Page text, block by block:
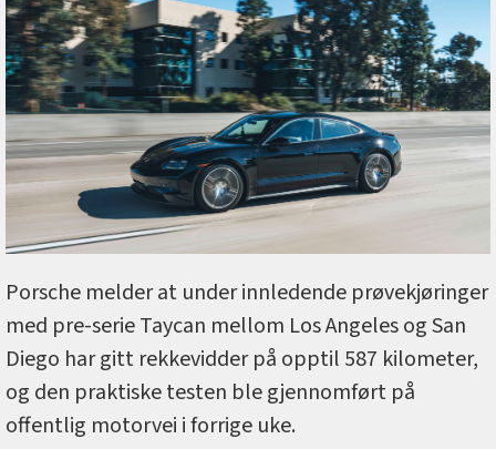
Porsche melder at under innledende prøvekjøringer
med pre-serie Taycan mellom Los Angeles og San
Diego har gitt rekkevidder på opptil 587 kilometer,
og den praktiske testen ble gjennomført på
offentlig motorvei i forrige uke.